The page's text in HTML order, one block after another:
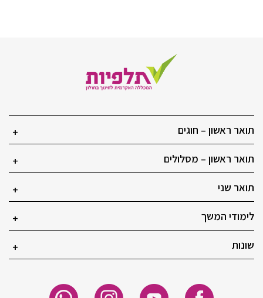
תואר ראשון – חוגים
+
תואר ראשון – מסלולים
+
תואר שני
+
לימודי המשך
+
שונות
+